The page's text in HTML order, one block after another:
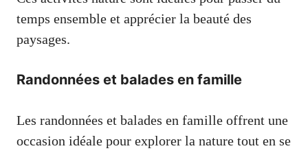
temps ensemble et apprécier la beauté des
paysages.
Randonnées et balades en famille
Les randonnées et balades en famille offrent une
occasion idéale pour explorer la nature tout en se